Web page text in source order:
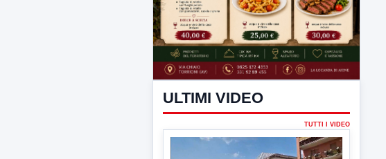
ULTIMI VIDEO
TUTTI I VIDEO
▶